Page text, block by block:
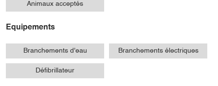
Animaux acceptés
Equipements
Branchements d'eau Branchements électriques
Défibrillateur